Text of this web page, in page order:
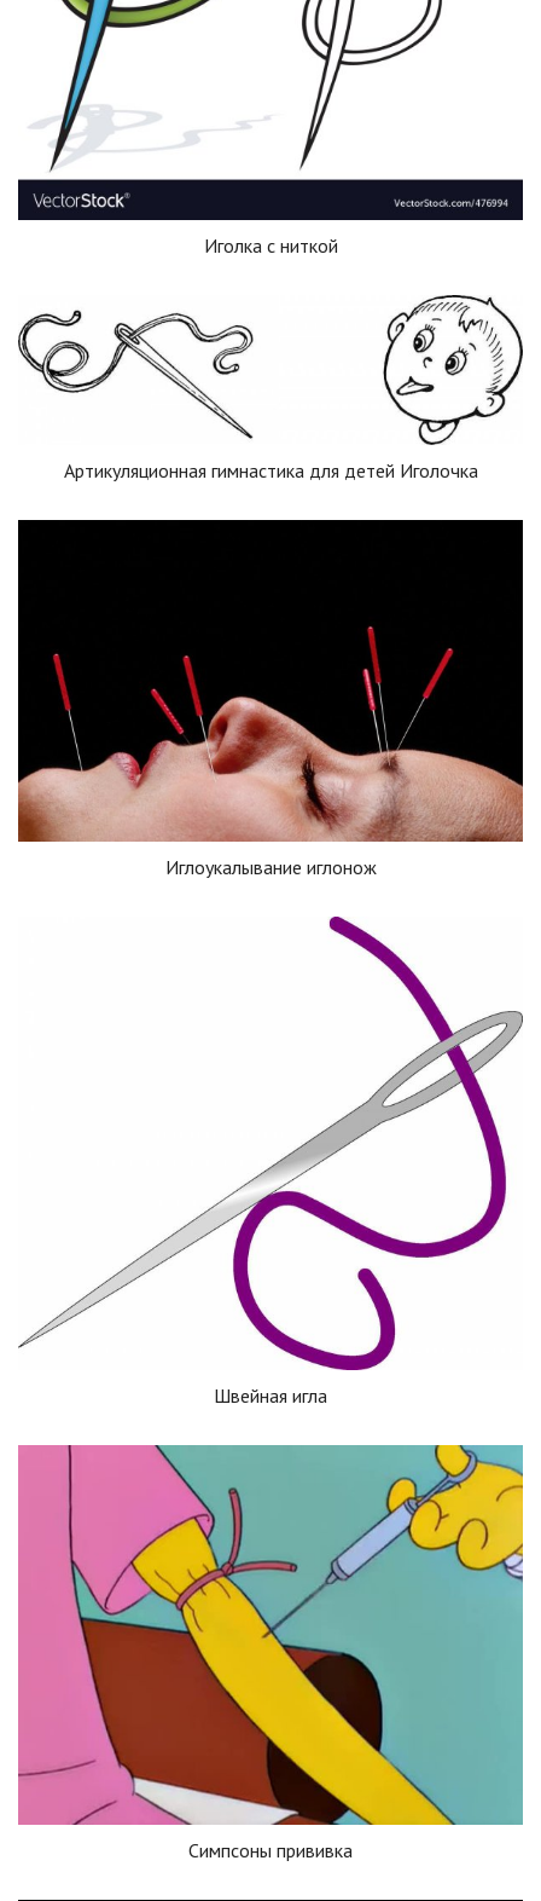
Иголка с ниткой
Артикуляционная гимнастика для детей Иголочка
Иглоукалывание иглонож
Швейная игла
Симпсоны прививка